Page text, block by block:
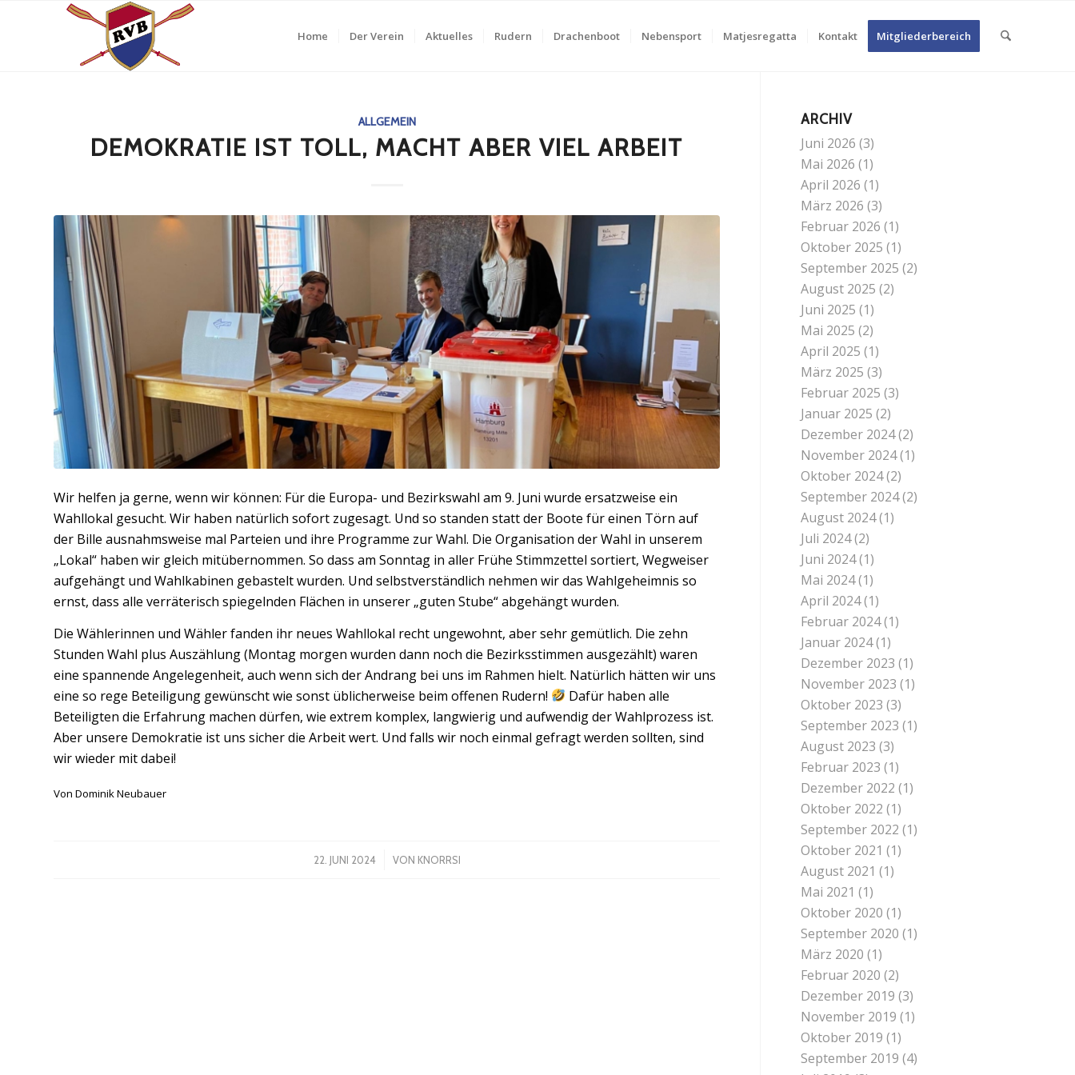
Home Der Verein Aktuelles Rudern Drachenboot Nebensport Matjesregatta Kontakt Mitgliederbereich
ALLGEMEIN
DEMOKRATIE IST TOLL, MACHT ABER VIEL ARBEIT
Wir helfen ja gerne, wenn wir können: Für die Europa- und Bezirkswahl am 9. Juni wurde ersatzweise ein
Wahllokal gesucht. Wir haben natürlich sofort zugesagt. Und so standen statt der Boote für einen Törn auf
der Bille ausnahmsweise mal Parteien und ihre Programme zur Wahl. Die Organisation der Wahl in unserem
„Lokal“ haben wir gleich mitübernommen. So dass am Sonntag in aller Frühe Stimmzettel sortiert, Wegweiser
aufgehängt und Wahlkabinen gebastelt wurden. Und selbstverständlich nehmen wir das Wahlgeheimnis so
ernst, dass alle verräterisch spiegelnden Flächen in unserer „guten Stube“ abgehängt wurden.
Die Wählerinnen und Wähler fanden ihr neues Wahllokal recht ungewohnt, aber sehr gemütlich. Die zehn
Stunden Wahl plus Auszählung (Montag morgen wurden dann noch die Bezirksstimmen ausgezählt) waren
eine spannende Angelegenheit, auch wenn sich der Andrang bei uns im Rahmen hielt. Natürlich hätten wir uns
eine so rege Beteiligung gewünscht wie sonst üblicherweise beim offenen Rudern!
Dafür haben alle
Beteiligten die Erfahrung machen dürfen, wie extrem komplex, langwierig und aufwendig der Wahlprozess ist.
Aber unsere Demokratie ist uns sicher die Arbeit wert. Und falls wir noch einmal gefragt werden sollten, sind
wir wieder mit dabei!
Von Dominik Neubauer
22. JUNI 2024
/ VON KNORRSI
ARCHIV
Juni 2026 (3)
Mai 2026 (1)
April 2026 (1)
März 2026 (3)
Februar 2026 (1)
Oktober 2025 (1)
September 2025 (2)
August 2025 (2)
Juni 2025 (1)
Mai 2025 (2)
April 2025 (1)
März 2025 (3)
Februar 2025 (3)
Januar 2025 (2)
Dezember 2024(2)
November 2024(1)
Oktober 2024(2)
September 2024(2)
August 2024(1)
Juli 2024(2)
Juni 2024(1)
Mai 2024(1)
April 2024(1)
Februar 2024(1)
Januar 2024(1)
Dezember 2023 (1)
November 2023 (1)
Oktober 2023 (3)
September 2023 (1)
August 2023 (3)
Februar 2023 (1)
Dezember 2022 (1)
Oktober 2022 (1)
September 2022 (1)
Oktober 2021 (1)
August 2021 (1)
Mai 2021 (1)
Oktober 2020 (1)
September 2020 (1)
März 2020 (1)
Februar 2020 (2)
Dezember 2019 (3)
November 2019 (1)
Oktober 2019 (1)
September 2019 (4)